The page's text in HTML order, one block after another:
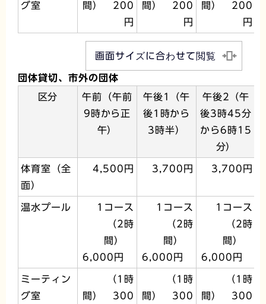
グ室
間） 200
円
間） 200
円
間） 200
円
画面サイズに合わせて閲覧
団体貸切、市外の団体
区分
午前（午前
9時から正
午）
午後1（午
後1時から
3時半）
午後2（午
後3時45分
から6時15
分）
体育室（全
面）
4,500円 3,700円 3,700円
温水プール
1コース
（2時
間）
6,000円
1コース
（2時
間）
6,000円
1コース
（2時
間）
6,000円
ミーティン
グ室
（1時
間） 300
（1時
間） 300
（1時
間） 300